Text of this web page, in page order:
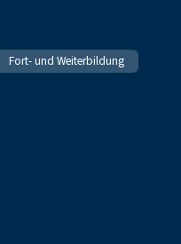
Fort- und Weiterbildung